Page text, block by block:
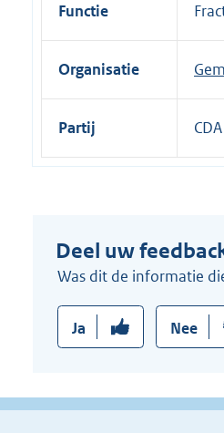
Functie
Organisatie
Partij CDA
Deel uw
Was dit de informatie
Ja Nee